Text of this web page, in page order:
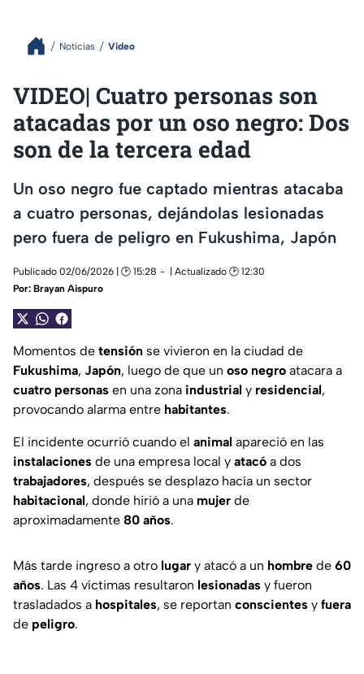
Noticias Video
VIDEO| Cuatro personas son
atacadas por un oso negro: Dos
son de la tercera edad
Un oso negro fue captado mientras atacaba
a cuatro personas, dejándolas lesionadas
pero fuera de peligro en Fukushima, Japón
Publicado 02/06/2026 | 🕑 15:28
| Actualizado 🕑 12:30
Por: Brayan Aispuro
Momentos de tensión se vivieron en la ciudad de
Fukushima, Japón, luego de que un oso negro atacara a
cuatro personas en una zona industrial y residencial,
provocando alarma entre habitantes.
El incidente ocurrió cuando el animal apareció en las
instalaciones de una empresa local y atacó a dos
trabajadores, después se desplazo hacía un sector
habitacional, donde hirió a una mujer de
aproximadamente 80 años.
Más tarde ingreso a otro lugar y atacó a un hombre de 60
años. Las 4 víctimas resultaron lesionadas y fueron
trasladados a hospitales, se reportan conscientes y fuera
de peligro.